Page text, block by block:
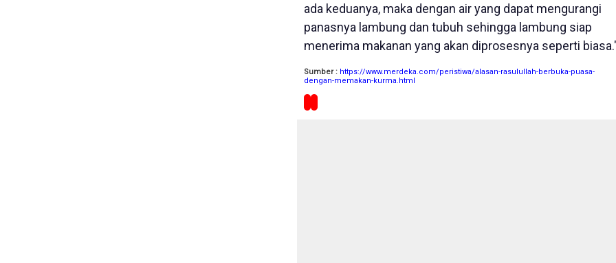
ada keduanya, maka dengan air yang dapat mengurangi
panasnya lambung dan tubuh sehingga lambung siap
menerima makanan yang akan diprosesnya seperti
Sumber : https://www.merdeka.com/peristiwa/alasan-rasulullah-berbuka-puasa-
dengan-memakan-kurma.html